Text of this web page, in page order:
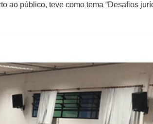
ao público, teve como tema “Desafios